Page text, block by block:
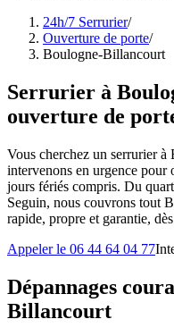
24h/7 Serrurier/
Ouverture de porte/
Boulogne-Billancourt
Serrurier à
ouverture de
Vous cherchez un serrurier
intervenons en urgence pour
jours fériés compris. Du
Seguin, nous couvrons tout
rapide, propre et garantie,
Appeler le 06 44 64 04 77
Dépannages
Billancourt